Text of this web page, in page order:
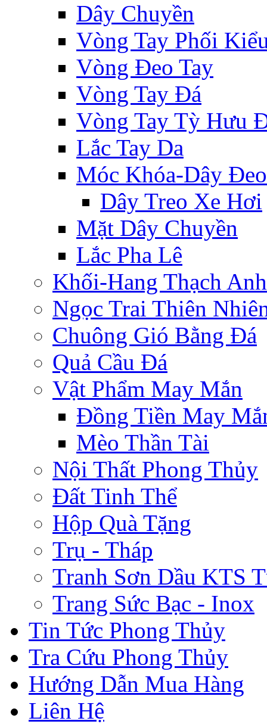
Dây Chuyền
Vòng Tay Phối
Vòng Đeo Tay
Vòng Tay Đá
Vòng Tay Tỳ Hưu
Lắc Tay Da
Móc Khóa-Dây Đeo
Dây Treo Xe Hơi
Mặt Dây Chuyền
Lắc Pha Lê
Khối-Hang Thạch Anh
Ngọc Trai Thiên
Chuông Gió Bằng Đá
Quả Cầu Đá
Vật Phẩm May Mắn
Đồng Tiền May
Mèo Thần Tài
Nội Thất Phong Thủy
Đất Tinh Thể
Hộp Quà Tặng
Trụ - Tháp
Tranh Sơn Dầu KTS
Trang Sức Bạc - Inox
Tin Tức Phong Thủy
Tra Cứu Phong Thủy
Hướng Dẫn Mua Hàng
Liên Hệ